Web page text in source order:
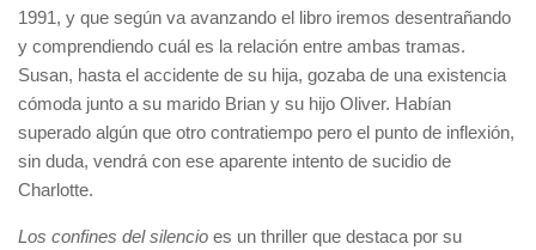
1991, y que según va avanzando el libro iremos desentrañando
y comprendiendo cuál es la relación entre ambas tramas.
Susan, hasta el accidente de su hija, gozaba de una existencia
cómoda junto a su marido Brian y su hijo Oliver. Habían
superado algún que otro contratiempo pero el punto de inflexión,
sin duda, vendrá con ese aparente intento de sucidio de
Charlotte.
Los confines del silencio es un thriller que destaca por su